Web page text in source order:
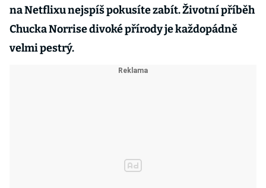
na Netflixu nejspíš pokusíte zabít. Životní příběh
Chucka Norrise divoké přírody je každopádně
velmi pestrý.